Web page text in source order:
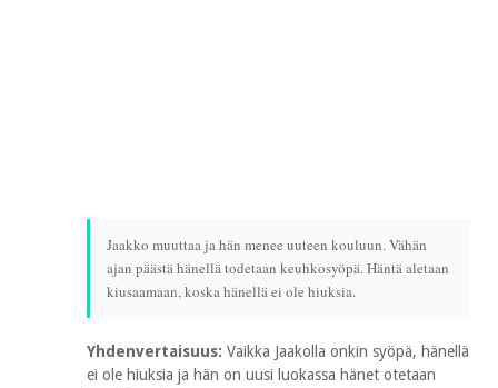
Jaakko muuttaa ja hän menee uuteen kouluun. Vähän
ajan päästä hänellä todetaan keuhkosyöpä. Häntä aletaan
kiusaamaan, koska hänellä ei ole hiuksia.
Yhdenvertaisuus: Vaikka Jaakolla onkin syöpä, hänellä
ei ole hiuksia ja hän on uusi luokassa hänet otetaan